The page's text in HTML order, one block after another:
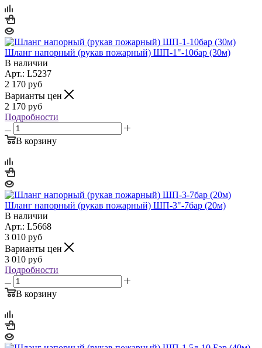
Шланг напорный (рукав пожарный) ШП-1"-10бар (30м)
В наличии
Арт.: L5237
2 170 руб
Варианты цен
2 170 руб
Подробности
В корзину
Шланг напорный (рукав пожарный) ШП-3"-7бар (20м)
В наличии
Арт.: L5668
3 010 руб
Варианты цен
3 010 руб
Подробности
В корзину